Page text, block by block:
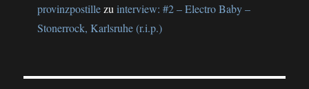
provinzpostillezuinterview: #2 – Electro Baby –
Stonerrock, Karlsruhe (r.i.p.)